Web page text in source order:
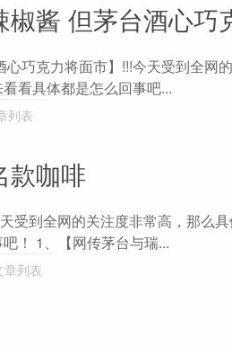
酱 但茅台酒心巧
心巧克力将面市】!!!今天受到全网
看具体都是怎么回事吧...
列表
款咖啡
受到全网的关注度非常高，那么
！ 1、【网传茅台与瑞...
章列表